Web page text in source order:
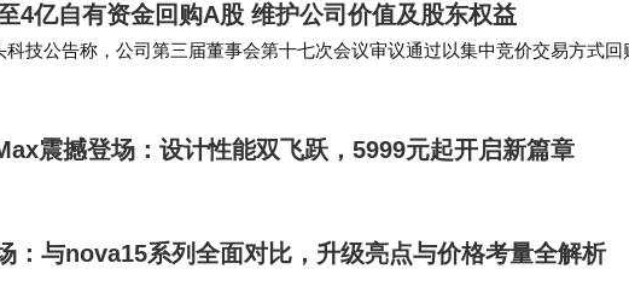
4亿自有资金回购A股 维护公司价值及股东权益
技公告称，公司第三届董事会第十七次会议审议通过以集中竞价交易方式回
部分A股，回购价不超179.86元/股，回购资金3亿元~4亿元。回…
震撼登场：设计性能双飞跃，5999元起开启新篇章
：与nova15系列全面对比，升级亮点与价格考量全解析